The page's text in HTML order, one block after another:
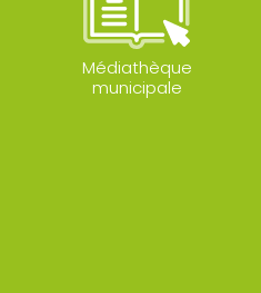
Médiathèque
municipale